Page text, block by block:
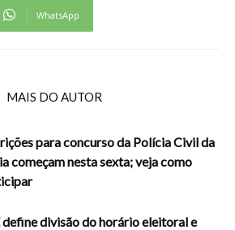
WhatsApp
MAIS DO AUTOR
para concurso da Polícia Civil da
começam nesta sexta; veja como
define divisão do horário eleitoral e